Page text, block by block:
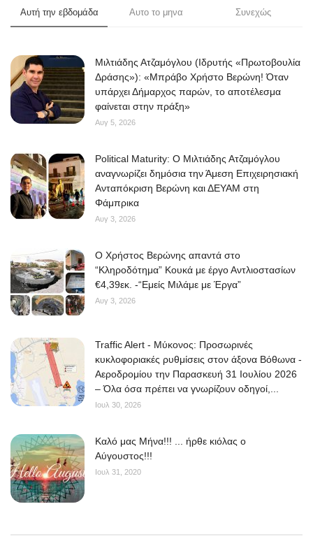
Αυτή την εβδομάδα Αυτο το μηνα Συνεχώς
Μιλτιάδης Ατζαμόγλου (Ιδρυτής «Πρωτοβουλία
Δράσης»): «Μπράβο Χρήστο Βερώνη! Όταν
υπάρχει Δήμαρχος παρών, το αποτέλεσμα
φαίνεται στην πράξη»
Αυγ 5, 2026
Political Maturity: Ο Μιλτιάδης Ατζαμόγλου
αναγνωρίζει δημόσια την Άμεση Επιχειρησιακή
Ανταπόκριση Βερώνη και ΔΕΥΑΜ στη
Φάμπρικα
Αυγ 3, 2026
O Χρήστος Βερώνης απαντά στο
“Κληροδότημα” Κουκά με έργο Αντλιοστασίων
€4,39εκ. -“Εμείς Μιλάμε με Έργα”
Αυγ 3, 2026
Traffic Alert - Μύκονος: Προσωρινές
κυκλοφοριακές ρυθμίσεις στον άξονα Βόθωνα -
Αεροδρομίου την Παρασκευή 31 Ιουλίου 2026
– Όλα όσα πρέπει να γνωρίζουν οδηγοί,...
Ιουλ 30, 2026
Kαλό μας Μήνα!!! ... ήρθε κιόλας ο
Αύγουστος!!!
Ιουλ 31, 2020